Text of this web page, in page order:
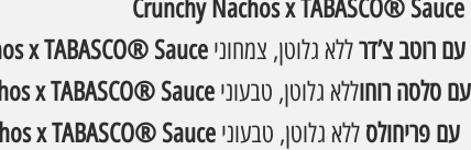
Crunchy Nachos x TABASCO® Sauce
Crunchy Nachos x TABASCO® Sauce עם רוטב צ’דר ללא גלוטן, צמחוני
Crunchy Nachos x TABASCO® Sauce עם סלסה רוחוללא גלוטן, טבעוני
Crunchy Nachos x TABASCO® Sauce עם פריחולס ללא גלוטן, טבעוני